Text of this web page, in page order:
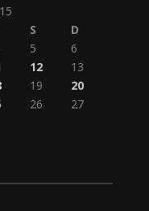
S
D
5
6
12
13
19
20
26
27